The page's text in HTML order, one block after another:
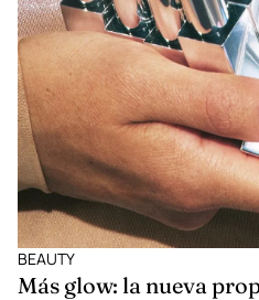
BEAUTY
Más glow: la nueva